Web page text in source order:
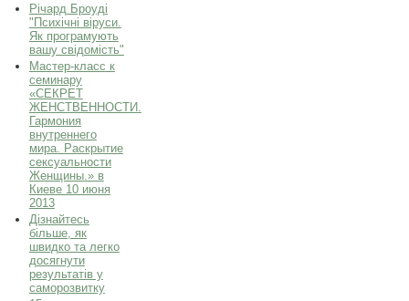
Річард Броуді
"Психічні віруси.
Як програмують
вашу свідомість"
Мастер-класс к
семинару
«СЕКРЕТ
ЖЕНСТВЕННОСТИ.
Гармония
внутреннего
мира. Раскрытие
сексуальности
Женщины.» в
Киеве 10 июня
2013
Дізнайтесь
більше, як
швидко та легко
досягнути
результатів у
саморозвитку